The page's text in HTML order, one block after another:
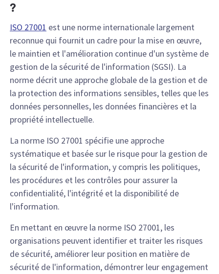
?
ISO 27001 est une norme internationale largement
reconnue qui fournit un cadre pour la mise en œuvre,
le maintien et l'amélioration continue d'un système de
gestion de la sécurité de l'information (SGSI). La
norme décrit une approche globale de la gestion et de
la protection des informations sensibles, telles que les
données personnelles, les données financières et la
propriété intellectuelle.
La norme ISO 27001 spécifie une approche
systématique et basée sur le risque pour la gestion de
la sécurité de l'information, y compris les politiques,
les procédures et les contrôles pour assurer la
confidentialité, l'intégrité et la disponibilité de
l'information.
En mettant en œuvre la norme ISO 27001, les
organisations peuvent identifier et traiter les risques
de sécurité, améliorer leur position en matière de
sécurité de l'information, démontrer leur engagement